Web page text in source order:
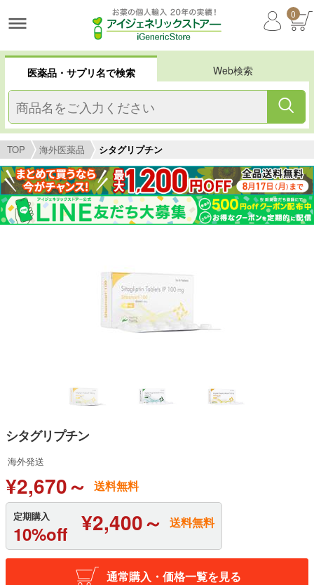
0
医薬品・サプリ名で検索 Web検索
TOP 海外医薬品 シタグリプチン
シタグリプチン
海外発送
¥2,670～ 送料無料
定期購入
10%off ¥2,400～ 送料無料
通常購入・価格一覧を見る